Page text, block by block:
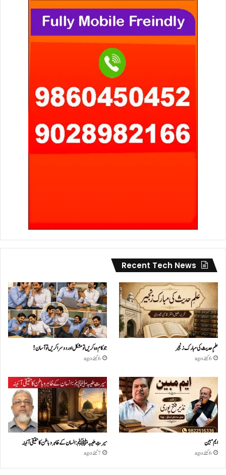
Recent Tech News
علمِ حدیث کی مبارک زنجیر
6 گھنٹے ago
جو کام وہ کریں تو مشکل اور دوسرا کریں تو آسان !
6 گھنٹے ago
ایم مبین
6 گھنٹے ago
سیرتِ طیبہﷺ: انسان کے ظاہر و باطن کا حقیقی آئینہ
7 گھنٹے ago